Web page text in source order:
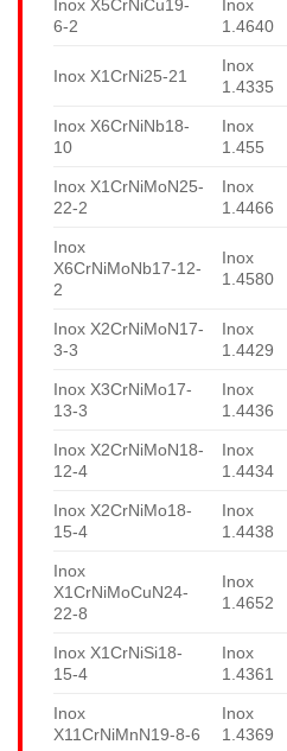
Inox X5CrNiCu19-
6-2
Inox
1.4640
Inox X1CrNi25-21
Inox
1.4335
Inox X6CrNiNb18-
10
Inox
1.455
Inox X1CrNiMoN25-
22-2
Inox
1.4466
Inox
X6CrNiMoNb17-12-
2
Inox
1.4580
Inox X2CrNiMoN17-
3-3
Inox
1.4429
Inox X3CrNiMo17-
13-3
Inox
1.4436
Inox X2CrNiMoN18-
12-4
Inox
1.4434
Inox X2CrNiMo18-
15-4
Inox
1.4438
Inox
X1CrNiMoCuN24-
22-8
Inox
1.4652
Inox X1CrNiSi18-
15-4
Inox
1.4361
Inox
X11CrNiMnN19-8-6
Inox
1.4369